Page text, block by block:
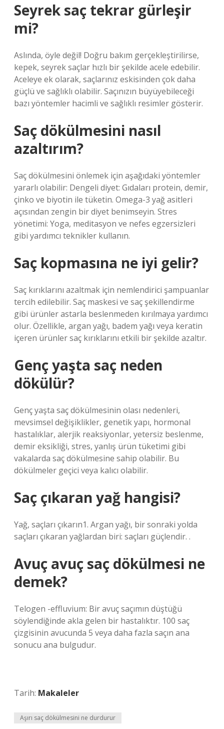
Seyrek saç tekrar gürleşir
mi?
Aslında, öyle değil! Doğru bakım gerçekleştirilirse,
kepek, seyrek saçlar hızlı bir şekilde acele edebilir.
Aceleye ek olarak, saçlarınız eskisinden çok daha
güçlü ve sağlıklı olabilir. Saçınızın büyüyebileceği
bazı yöntemler hacimli ve sağlıklı resimler gösterir.
Saç dökülmesini nasıl
azaltırım?
Saç dökülmesini önlemek için aşağıdaki yöntemler
yararlı olabilir: Dengeli diyet: Gıdaları protein, demir,
çinko ve biyotin ile tüketin. Omega-3 yağ asitleri
açısından zengin bir diyet benimseyin. Stres
yönetimi: Yoga, meditasyon ve nefes egzersizleri
gibi yardımcı teknikler kullanın.
Saç kopmasına ne iyi gelir?
Saç kırıklarını azaltmak için nemlendirici şampuanlar
tercih edilebilir. Saç maskesi ve saç şekillendirme
gibi ürünler astarla beslenmeden kırılmaya yardımcı
olur. Özellikle, argan yağı, badem yağı veya keratin
içeren ürünler saç kırıklarını etkili bir şekilde azaltır.
Genç yaşta saç neden
dökülür?
Genç yaşta saç dökülmesinin olası nedenleri,
mevsimsel değişiklikler, genetik yapı, hormonal
hastalıklar, alerjik reaksiyonlar, yetersiz beslenme,
demir eksikliği, stres, yanlış ürün tüketimi gibi
vakalarda saç dökülmesine sahip olabilir. Bu
dökülmeler geçici veya kalıcı olabilir.
Saç çıkaran yağ hangisi?
Yağ, saçları çıkarın1. Argan yağı, bir sonraki yolda
saçları çıkaran yağlardan biri: saçları güçlendir. .
Avuç avuç saç dökülmesi ne
demek?
Telogen -effluvium: Bir avuç saçımın düştüğü
söylendiğinde akla gelen bir hastalıktır. 100 saç
çizgisinin avucunda 5 veya daha fazla saçın ana
sonucu ana bulgudur.
Tarih: Makaleler
Aşırı saç dökülmesini ne durdurur